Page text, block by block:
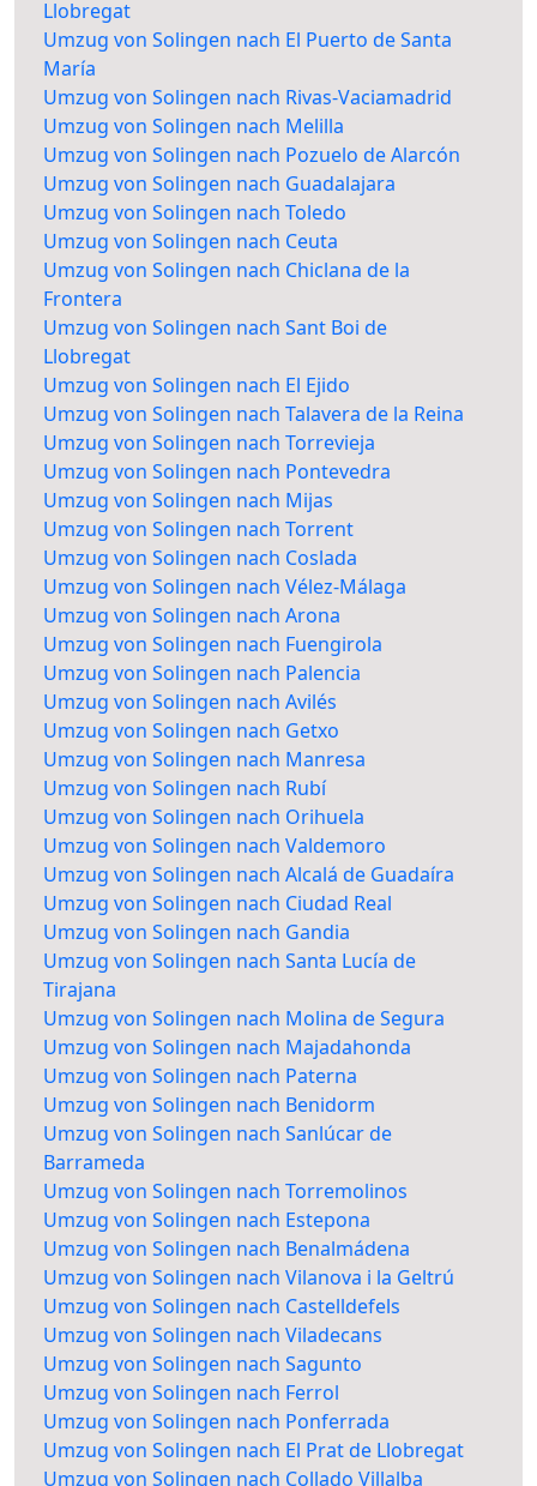
Llobregat
Umzug von Solingen nach El Puerto de Santa
María
Umzug von Solingen nach Rivas-Vaciamadrid
Umzug von Solingen nach Melilla
Umzug von Solingen nach Pozuelo de Alarcón
Umzug von Solingen nach Guadalajara
Umzug von Solingen nach Toledo
Umzug von Solingen nach Ceuta
Umzug von Solingen nach Chiclana de la
Frontera
Umzug von Solingen nach Sant Boi de
Llobregat
Umzug von Solingen nach El Ejido
Umzug von Solingen nach Talavera de la Reina
Umzug von Solingen nach Torrevieja
Umzug von Solingen nach Pontevedra
Umzug von Solingen nach Mijas
Umzug von Solingen nach Torrent
Umzug von Solingen nach Coslada
Umzug von Solingen nach Vélez-Málaga
Umzug von Solingen nach Arona
Umzug von Solingen nach Fuengirola
Umzug von Solingen nach Palencia
Umzug von Solingen nach Avilés
Umzug von Solingen nach Getxo
Umzug von Solingen nach Manresa
Umzug von Solingen nach Rubí
Umzug von Solingen nach Orihuela
Umzug von Solingen nach Valdemoro
Umzug von Solingen nach Alcalá de Guadaíra
Umzug von Solingen nach Ciudad Real
Umzug von Solingen nach Gandia
Umzug von Solingen nach Santa Lucía de
Tirajana
Umzug von Solingen nach Molina de Segura
Umzug von Solingen nach Majadahonda
Umzug von Solingen nach Paterna
Umzug von Solingen nach Benidorm
Umzug von Solingen nach Sanlúcar de
Barrameda
Umzug von Solingen nach Torremolinos
Umzug von Solingen nach Estepona
Umzug von Solingen nach Benalmádena
Umzug von Solingen nach Vilanova i la Geltrú
Umzug von Solingen nach Castelldefels
Umzug von Solingen nach Viladecans
Umzug von Solingen nach Sagunto
Umzug von Solingen nach Ferrol
Umzug von Solingen nach Ponferrada
Umzug von Solingen nach El Prat de Llobregat
Umzug von Solingen nach Collado Villalba